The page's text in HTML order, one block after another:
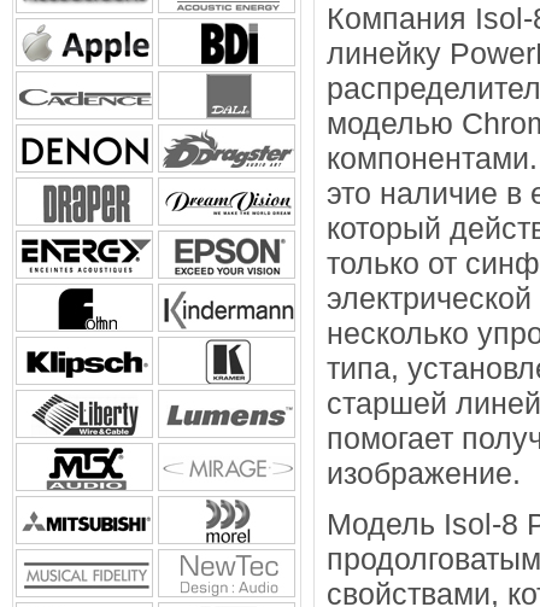
Компания
линейку
моделью
это наличие в
который
только от
несколько
типа,
старшей
помогает
изображение.
Модель Isol-8
свойствами,